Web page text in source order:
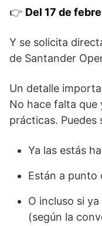
👉 Del 17 de
Y se solicita
de Santander
Un detalle
No hace falta que
prácticas. Puedes
Ya las estás
Están a punto
O incluso si
(según la